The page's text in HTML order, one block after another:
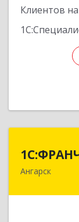
Клиентов
Ангарск